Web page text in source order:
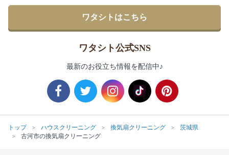
ワタシトはこちら
ワタシト公式SNS
最新のお役立ち情報を配信中♪
トップ ハウスクリーニング 換気扇クリーニング
茨城県
古河市の換気扇クリーニング